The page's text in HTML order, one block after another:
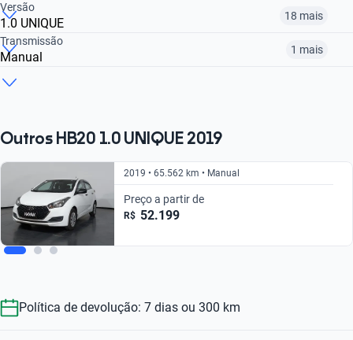
2013
R$ 39.399
Versão
1.0 UNIQUE 18 mais
Transmissão
Manual 1 mais
R$ 77.399 R$ 49.499
Outros HB20 1.0 UNIQUE 2019
2019 • 65.562 km • Manual
Preço a partir de
R$ 52.199
Política de devolução: 7 dias ou 300 km